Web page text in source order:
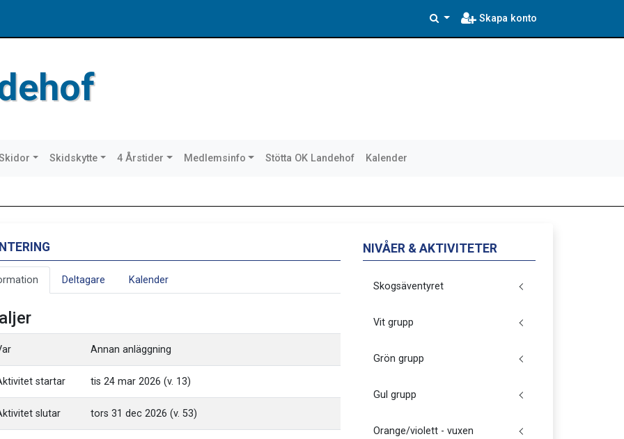
Skapa konto
Skidskytte 4 Årstider Medlemsinfo Stötta OK Landehof Kalender
Deltagare Kalender
Annan anläggning
startar tis 24 mar 2026 (v. 13)
slutar tors 31 dec 2026 (v. 53)
NIVÅER & AKTIVITETER
Skogsäventyret
Vit grupp
Grön grupp
Gul grupp
Orange/violett - vuxen